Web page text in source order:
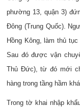
phường 13, quận 3)
Đông (Trung Quốc).
Hồng Kông, làm thủ
Sau đó được vận
Thủ Đức), từ đó mới
hàng trong tầng hầm
Trong tờ khai nhập